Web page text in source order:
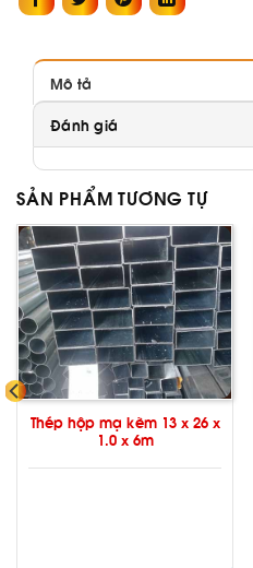
Mô tả
Đánh giá
SẢN PHẨM TƯƠNG TỰ
Thép hộp mạ kẽm 13 x 26 x
1.0 x 6m